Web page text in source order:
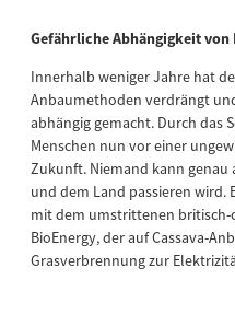
Gefährliche Abhängigkeit von
Innerhalb weniger Jahre hat
Anbaumethoden verdrängt
abhängig gemacht. Durch das
Menschen nun vor einer
Zukunft. Niemand kann genau
und dem Land passieren wird.
mit dem umstrittenen britisch-
BioEnergy, der auf Cassava-
Grasverbrennung zur